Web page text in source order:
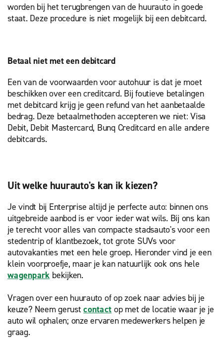
worden bij het terugbrengen van de huurauto in goede
staat. Deze procedure is niet mogelijk bij een debitcard.
Betaal niet met een debitcard
Een van de voorwaarden voor autohuur is dat je moet
beschikken over een creditcard. Bij foutieve betalingen
met debitcard krijg je geen refund van het aanbetaalde
bedrag. Deze betaalmethoden accepteren we niet: Visa
Debit, Debit Mastercard, Bunq Creditcard en alle andere
debitcards.
Uit welke huurauto's kan ik kiezen?
Je vindt bij Enterprise altijd je perfecte auto: binnen ons
uitgebreide aanbod is er voor ieder wat wils. Bij ons kan
je terecht voor alles van compacte stadsauto's voor een
stedentrip of klantbezoek, tot grote SUVs voor
autovakanties met een hele groep. Hieronder vind je een
klein voorproefje, maar je kan natuurlijk ook ons hele
wagenpark bekijken.
Vragen over een huurauto of op zoek naar advies bij je
keuze? Neem gerustcontact op met de locatie waar je je
auto wil ophalen; onze ervaren medewerkers helpen je
graag.